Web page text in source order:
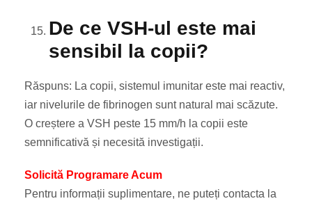
De ce VSH-ul este mai
sensibil la copii?
Răspuns: La copii, sistemul imunitar este mai reactiv,
iar nivelurile de fibrinogen sunt natural mai scăzute.
O creștere a VSH peste 15 mm/h la copii este
semnificativă și necesită investigații.
Solicită Programare Acum
Pentru informații suplimentare, ne puteți contacta la